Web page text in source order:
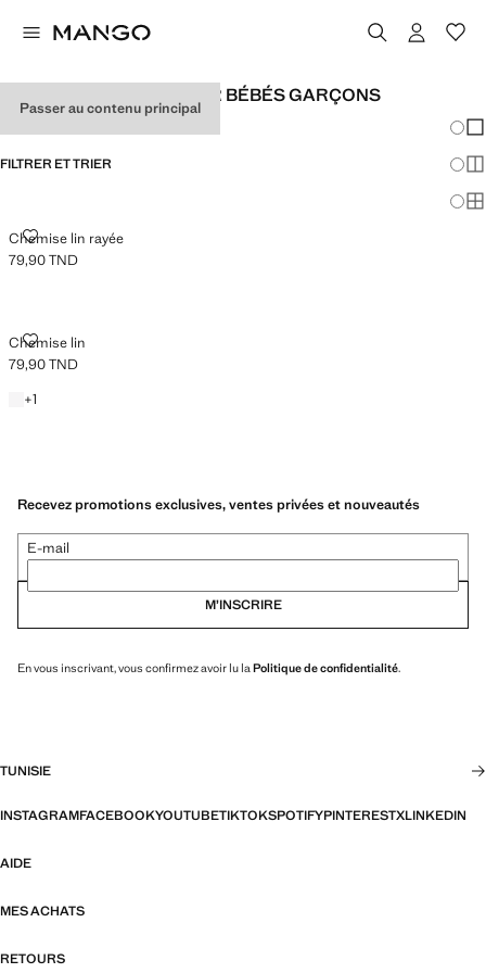
Passer au contenu principal
VÊTEMENTS EN LIN POUR BÉBÉS GARÇONS
FILTRER ET TRIER
Chemise lin rayée
CHEMISE LIN RAYÉE
Prix actuel [79,90 TND ]
79,90 TND
Chemise lin
CHEMISE LIN
Prix actuel [79,90 TND ]
79,90 TND
Blanc
+1
+1 couleur
Recevez promotions exclusives, ventes privées et nouveautés
E-mail
M’INSCRIRE
En vous inscrivant, vous confirmez avoir lu laPolitique de confidentialité.
TUNISIE
INSTAGRAMFACEBOOKYOUTUBETIKTOKSPOTIFYPINTERESTXLINKEDIN
AIDE
MES ACHATS
RETOURS